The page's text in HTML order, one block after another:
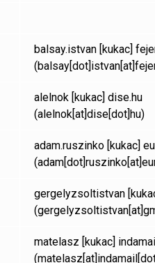
balsay.istvan [kukac]
alelnok [kukac] dise.hu
(alelnok[at]dise[dot]hu)
adam.ruszinko [kukac]
gergelyzsoltistvan
matelasz [kukac]